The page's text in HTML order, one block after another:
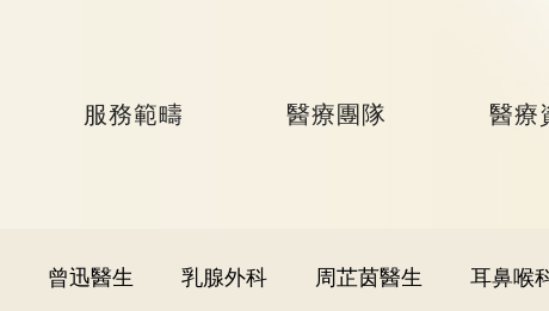
服務範疇 醫療團隊 醫療
曾迅醫生 乳腺外科 周芷茵醫生 耳鼻喉